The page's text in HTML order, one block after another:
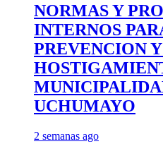
NORMAS Y
INTERNOS
PREVENCION
UCHUMAYO
2 semanas ago